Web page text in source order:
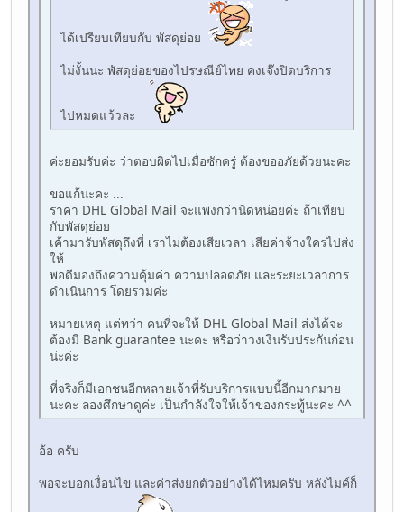
ได้เปรียบเทียบกับ พัสดุย่อย
ไม่งั้นนะ พัสดุย่อยของไปรษณีย์ไทย คงเจ๊งปิดบริการ
ไปหมดแว้วละ
ค่ะยอมรับค่ะ ว่าตอบผิดไปเมื่อซักครู่ ต้องขออภัยด้วยนะคะ
ขอแก้นะคะ ...
ราคา DHL Global Mail จะแพงกว่านิดหน่อยค่ะ ถ้าเทียบ
กับพัสดุย่อย
เค้ามารับพัสดุถึงที่ เราไม่ต้องเสียเวลา เสียค่าจ้างใครไปส่ง
ให้
พอดีมองถึงความคุ้มค่า ความปลอดภัย และระยะเวลาการ
ดำเนินการ โดยรวมค่ะ
หมายเหตุ แต่ทว่า คนที่จะให้ DHL Global Mail ส่งได้จะ
ต้องมี Bank guarantee นะคะ หรือว่าวงเงินรับประกันก่อน
น่ะค่ะ
ที่จริงก็มีเอกชนอีกหลายเจ้าที่รับบริการแบบนี้อีกมากมาย
นะคะ ลองศึกษาดูค่ะ เป็นกำลังใจให้เจ้าของกระทู้นะคะ ^^
อ้อ ครับ
พอจะบอกเงื่อนไข และค่าส่งยกตัวอย่างได้ไหมครับ หลังไมค์ก็